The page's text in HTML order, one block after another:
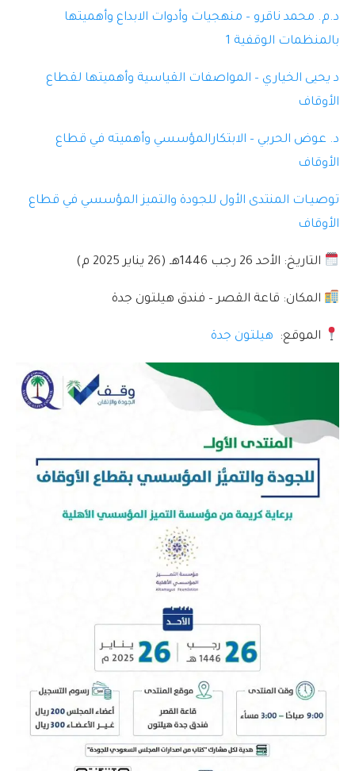
د.م. محمد ناقرو – منهجيات وأدوات الابداع وأهميتها
بالمنظمات الوقفية 1
د يحيى الخياري – المواصفات القياسية وأهميتها لقطاع
الأوقاف
د. عوض الحربي – الابتكارالمؤسسي وأهميته في قطاع
الأوقاف
توصيـات المنتدى الأول للجودة والتميز المؤسسي في قطاع
الأوقاف
التاريخ: الأحد 26 رجب 1446هـ (26 يناير 2025 م)
المكان: قاعة القصر – فندق هيلتون جدة
الموقع: هيلتون جدة